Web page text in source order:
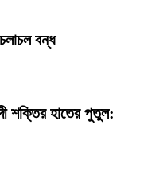
বন্ধ
শক্তির হাতের পুতুল: